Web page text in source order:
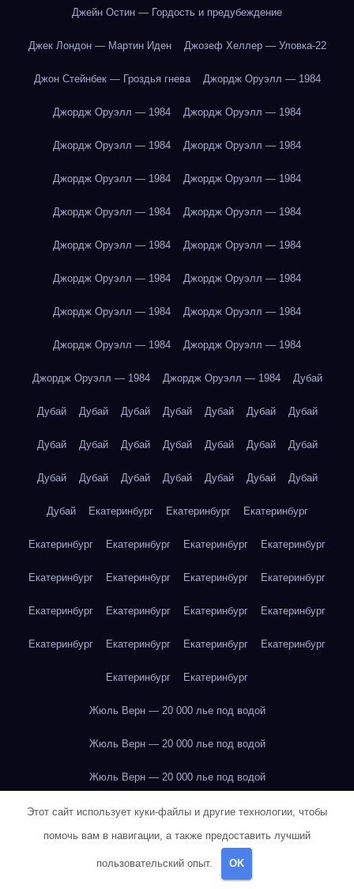
Джейн Остин — Гордость и предубеждение
Джек Лондон — Мартин Иден Джозеф Хеллер — Уловка-22
Джон Стейнбек — Гроздья гнева Джордж Оруэлл — 1984
Джордж Оруэлл — 1984 Джордж Оруэлл — 1984
Джордж Оруэлл — 1984 Джордж Оруэлл — 1984
Джордж Оруэлл — 1984 Джордж Оруэлл — 1984
Джордж Оруэлл — 1984 Джордж Оруэлл — 1984
Джордж Оруэлл — 1984 Джордж Оруэлл — 1984
Джордж Оруэлл — 1984 Джордж Оруэлл — 1984
Джордж Оруэлл — 1984 Джордж Оруэлл — 1984
Джордж Оруэлл — 1984 Джордж Оруэлл — 1984
Джордж Оруэлл — 1984 Джордж Оруэлл — 1984 Дубай
Дубай Дубай Дубай Дубай Дубай Дубай Дубай
Дубай Дубай Дубай Дубай Дубай Дубай Дубай
Дубай Дубай Дубай Дубай Дубай Дубай Дубай
Дубай Екатеринбург Екатеринбург Екатеринбург
Екатеринбург Екатеринбург Екатеринбург Екатеринбург
Екатеринбург Екатеринбург Екатеринбург Екатеринбург
Екатеринбург Екатеринбург Екатеринбург Екатеринбург
Екатеринбург Екатеринбург Екатеринбург Екатеринбург
Екатеринбург Екатеринбург
Жюль Верн — 20 000 лье под водой
Жюль Верн — 20 000 лье под водой
Жюль Верн — 20 000 лье под водой
Жюль Верн — 20 000 лье под водой
Жюль Верн — 20 000 лье под водой
Жюль Верн — 20 000 лье под водой
Этот сайт использует куки-файлы и другие технологии, чтобы
помочь вам в навигации, а также предоставить лучший
пользовательский опыт. OK